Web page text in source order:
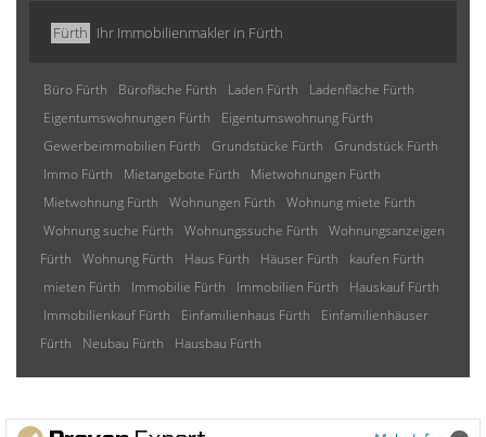
Fürth Ihr Immobilienmakler in Fürth
Büro Fürth Bürofläche Fürth Laden Fürth
Ladenfläche Fürth
Eigentumswohnungen Fürth
Eigentumswohnung Fürth
Gewerbeimmobilien Fürth
Grundstücke Fürth
Grundstück Fürth
Immo Fürth
Mietangebote Fürth
Mietwohnungen Fürth
Mietwohnung Fürth
Wohnungen Fürth
Wohnung miete Fürth
Wohnung suche Fürth
Wohnungssuche Fürth
Wohnungsanzeigen
Fürth
Wohnung Fürth Haus Fürth Häuser Fürth
kaufen Fürth
mieten Fürth
Immobilie Fürth Immobilien Fürth
Hauskauf Fürth
Immobilienkauf Fürth
Einfamilienhaus Fürth
Einfamilienhäuser
Fürth
Neubau Fürth Hausbau Fürth